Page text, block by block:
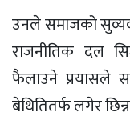
उनले समाजको
राजनीतिक दल
फैलाउने प्रयासले
बेथितितर्फ लगेर